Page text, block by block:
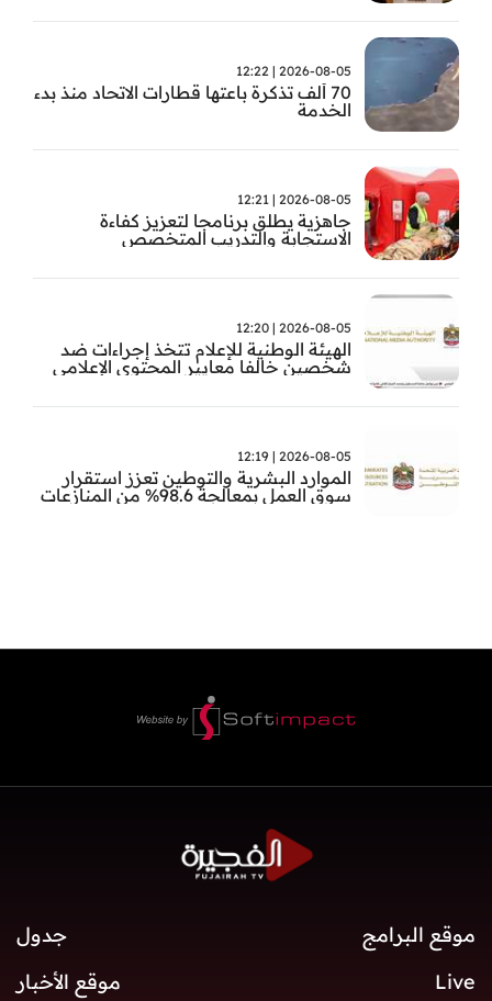
2026-08-05 | 12:22
70 ألف تذكرة باعتها قطارات الاتحاد منذ بدء
الخدمة
2026-08-05 | 12:21
جاهزية يطلق برنامجا لتعزيز كفاءة
الاستجابة والتدريب المتخصص
2026-08-05 | 12:20
الهيئة الوطنية للإعلام تتخذ إجراءات ضد
شخصين خالفا معايير المحتوى الإعلامي
2026-08-05 | 12:19
الموارد البشرية والتوطين تعزز استقرار
سوق العمل بمعالجة 98.6% من المنازعات
موقع البرامج
جدول
Live
موقع الأخبار